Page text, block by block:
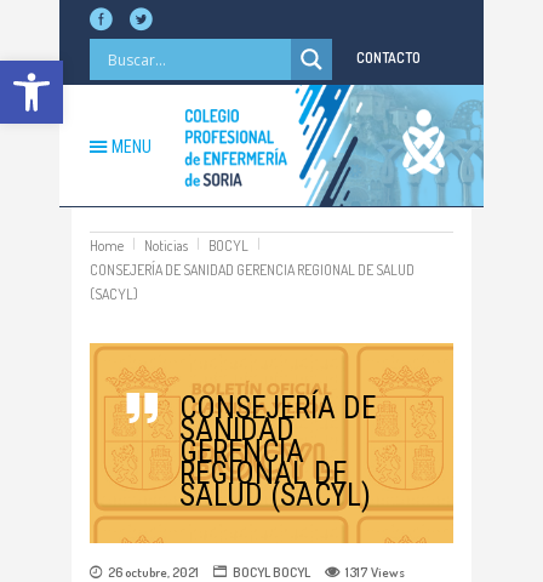
Abrir barra de herramientas CONTACTO
MENU
Home Noticias
BOCYL
CONSEJERÍA DE SANIDAD GERENCIA REGIONAL DE SALUD
(SACYL)
CONSEJERÍA DE
SANIDAD
GERENCIA
REGIONAL DE
SALUD (SACYL)
26 octubre, 2021 BOCYLBOCYL 1317 Views